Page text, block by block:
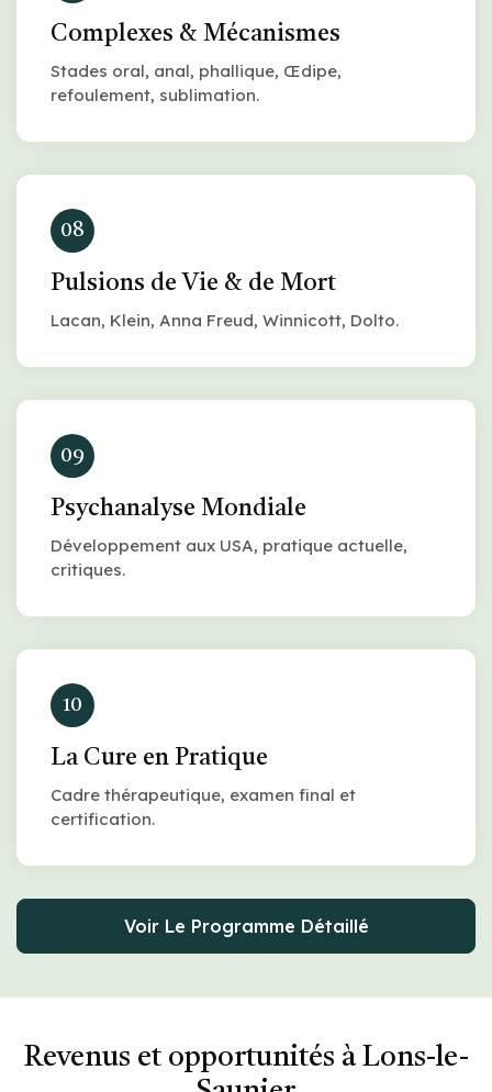
Complexes & Mécanismes
Stades oral, anal, phallique, Œdipe,
refoulement, sublimation.
08
Pulsions de Vie & de Mort
Lacan, Klein, Anna Freud, Winnicott, Dolto.
09
Psychanalyse Mondiale
Développement aux USA, pratique actuelle,
critiques.
10
La Cure en Pratique
Cadre thérapeutique, examen final et
certification.
Voir Le Programme Détaillé
Revenus et opportunités à Lons-le-